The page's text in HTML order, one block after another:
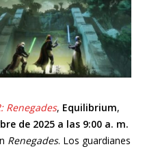
Renegades, Equilibrium,
de 2025 a las 9:00 a. m.
Renegades. Los guardianes